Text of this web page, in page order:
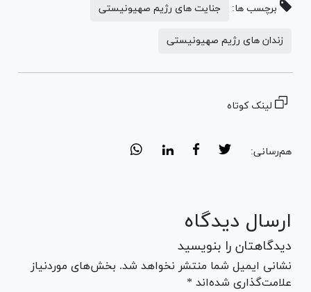
برچسب ها: جنایت های رژیم صهیونیستی
زندان های رژیم صهیونیستی
لینک کوتاه
هم‌رسانی:
ارسال دیدگاه
دیدگاهتان را بنویسید
نشانی ایمیل شما منتشر نخواهد شد. بخش‌های موردنیاز
علامت‌گذاری شده‌اند *